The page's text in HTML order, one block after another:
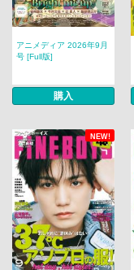
アニメディア 2026年9月
号 [Full版]
購入
NEW!